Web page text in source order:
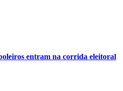
entram na corrida eleitoral